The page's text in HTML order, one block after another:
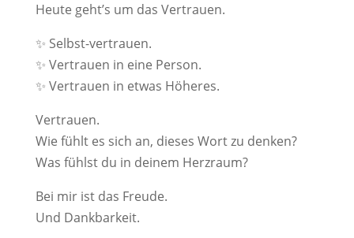
Heute geht’s um das Vertrauen.
✨ Selbst-vertrauen.
✨ Vertrauen in eine Person.
✨ Vertrauen in etwas Höheres.
Vertrauen.
Wie fühlt es sich an, dieses Wort zu denken?
Was fühlst du in deinem Herzraum?
Bei mir ist das Freude.
Und Dankbarkeit.